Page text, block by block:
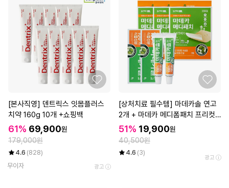
[본사직영] 덴트릭스 잇몸플러스
치약 160g 10개 +쇼핑백
61% 69,900원
179,000원
4.6 (828)
무이자
광고
[상처치료 필수템] 마데카솔 연고
2개 + 마데카 메디폼패치 프리컷
2매*3개
51% 19,900원
40,500원
4.6 (3)
광고